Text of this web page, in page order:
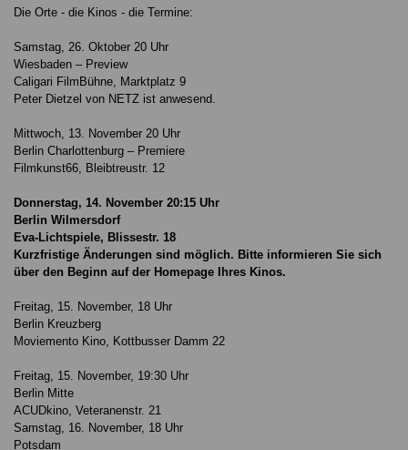
Die Orte - die Kinos - die Termine:
Samstag, 26. Oktober 20 Uhr
Wiesbaden – Preview
Caligari FilmBühne, Marktplatz 9
Peter Dietzel von NETZ ist anwesend.
Mittwoch, 13. November 20 Uhr
Berlin Charlottenburg – Premiere
Filmkunst66, Bleibtreustr. 12
Donnerstag, 14. November 20:15 Uhr
Berlin Wilmersdorf
Eva-Lichtspiele, Blissestr. 18
Kurzfristige Änderungen sind möglich. Bitte informieren Sie sich
über den Beginn auf der Homepage Ihres Kinos.
Freitag, 15. November, 18 Uhr
Berlin Kreuzberg
Moviemento Kino, Kottbusser Damm 22
Freitag, 15. November, 19:30 Uhr
Berlin Mitte
ACUDkino, Veteranenstr. 21
Samstag, 16. November, 18 Uhr
Potsdam